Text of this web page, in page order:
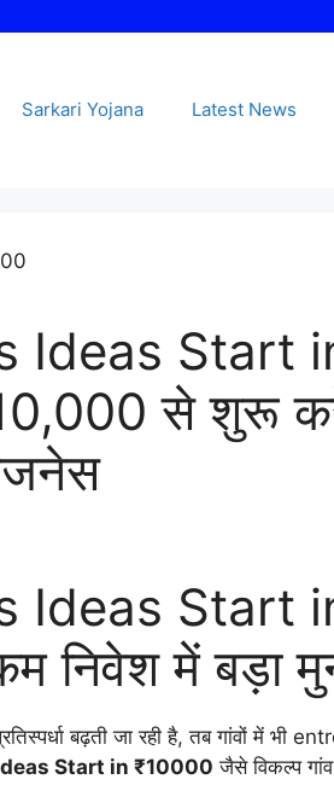
Sarkari Yojana Latest News
Ideas Start
से शुरू
Ideas Start
निवेश में बड़ा
बढ़ती जा रही है, तब गांवों में भी
Start in ₹10000 जैसे विकल्प